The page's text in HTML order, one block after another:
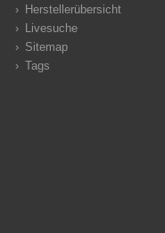
Herstellerübersicht
Livesuche
Sitemap
Tags